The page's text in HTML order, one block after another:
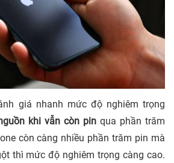
giá nhanh mức độ nghiêm trọng
khi vẫn còn pin qua phần trăm
còn càng nhiều phần trăm pin mà
thì mức độ nghiêm trọng càng cao.